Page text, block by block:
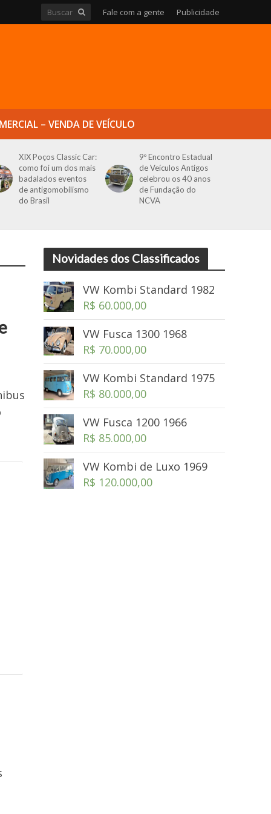
Fale com a gente Publicidade
– VENDA DE VEÍCULO
XIX Poços Classic Car:
como foi um dos mais
badalados eventos
de antigomobilismo
do Brasil
9º Encontro Estadual
de Veículos Antigos
celebrou os 40 anos
de Fundação do
NCVA
Novidades dos Classificados
VW Kombi Standard 1982
R$ 60.000,00
VW Fusca 1300 1968
R$ 70.000,00
VW Kombi Standard 1975
R$ 80.000,00
VW Fusca 1200 1966
R$ 85.000,00
VW Kombi de Luxo 1969
R$ 120.000,00